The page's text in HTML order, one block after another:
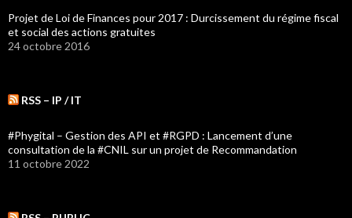
Projet de Loi de Finances pour 2017 : Durcissement du régime fiscal
et social des actions gratuites
24 octobre 2016
RSS – IP / IT
#Phygital – Gestion des API et #RGPD : Lancement d’une
consultation de la #CNIL sur un projet de Recommandation
11 octobre 2022